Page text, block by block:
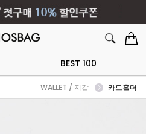
BEST 100
WALLET / 지갑 카드홀더